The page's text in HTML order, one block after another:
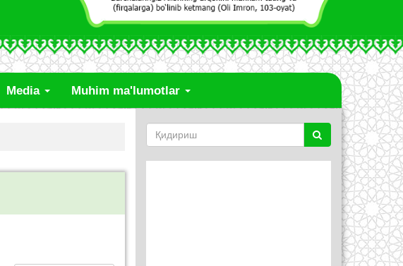
Media Muhim ma'lumotlar